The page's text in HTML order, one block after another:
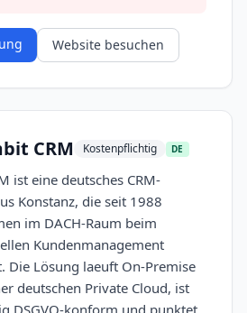
Website besuchen
CRM Kostenpflichtig DE
ist eine deutsches CRM-
Konstanz, die seit 1988
im DACH-Raum beim
Kundenmanagement
Die Lösung laeuft On-Premise
deutschen Private Cloud, ist